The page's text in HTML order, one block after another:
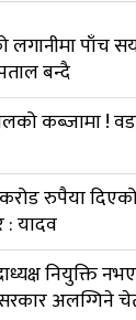
लगानीमा पाँच
बन्दै
कब्जामा !
रुपैया
: यादव
नियुक्ति
अलग्गिने